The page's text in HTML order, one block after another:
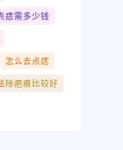
痣需多少钱
怎么去点痣
除疤痕比较好